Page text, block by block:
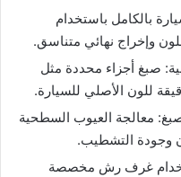
بالكامل باستخدام
وإخراج نهائي متناسق.
صبغ أجزاء محددة مثل
للون الأصلي للسيارة.
معالجة العيوب السطحية
وجودة التشطيب.
غرف رش مخصصة